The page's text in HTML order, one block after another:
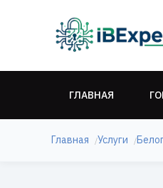
ГЛАВНАЯ
Главная Услуги